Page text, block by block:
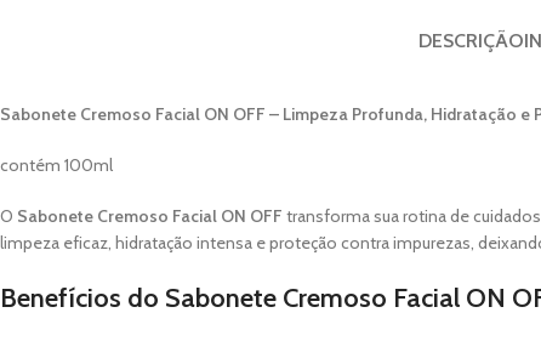
DESCRIÇÃO
Sabonete Cremoso Facial ON OFF – Limpeza Profunda, Hidratação e
contém 100ml
O Sabonete Cremoso Facial ON OFF transforma sua rotina de
limpeza eficaz, hidratação intensa e proteção contra impurezas,
Benefícios do Sabonete Cremoso Facial ON